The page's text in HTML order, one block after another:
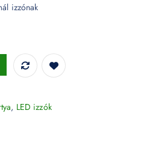
izzónak
2db/csomag - 7291 mennyiség
, LED izzók